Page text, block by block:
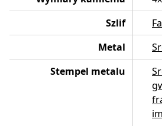
Szlif
Metal
Stempel metalu